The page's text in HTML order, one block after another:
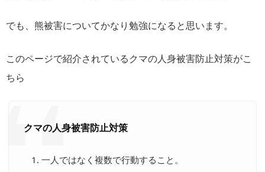
でも、熊被害についてかなり勉強になると思います。
このページで紹介されているクマの人身被害防止対策がこ
ちら
クマの人身被害防止対策
一人ではなく複数で行動すること。